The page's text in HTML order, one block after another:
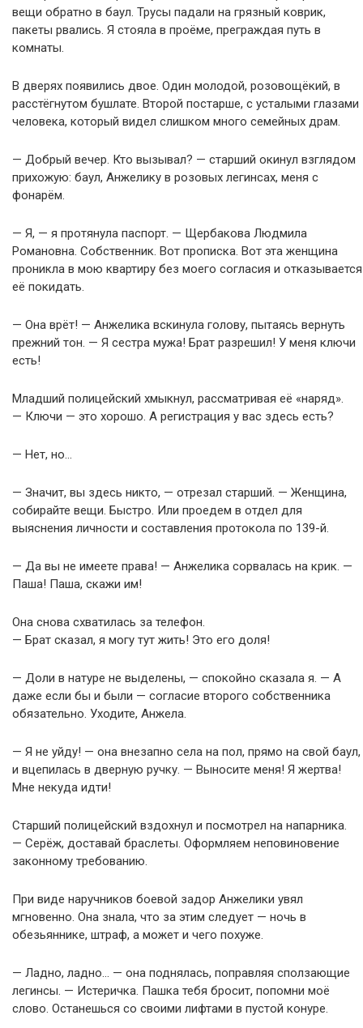
вещи обратно в баул. Трусы падали на грязный коврик,
пакеты рвались. Я стояла в проёме, преграждая путь в
комнаты.
В дверях появились двое. Один молодой, розовощёкий, в
расстёгнутом бушлате. Второй постарше, с усталыми глазами
человека, который видел слишком много семейных драм.
— Добрый вечер. Кто вызывал? — старший окинул взглядом
прихожую: баул, Анжелику в розовых легинсах, меня с
фонарём.
— Я, — я протянула паспорт. — Щербакова Людмила
Романовна. Собственник. Вот прописка. Вот эта женщина
проникла в мою квартиру без моего согласия и отказывается
её покидать.
— Она врёт! — Анжелика вскинула голову, пытаясь вернуть
прежний тон. — Я сестра мужа! Брат разрешил! У меня ключи
есть!
Младший полицейский хмыкнул, рассматривая её «наряд».
— Ключи — это хорошо. А регистрация у вас здесь есть?
— Нет, но…
— Значит, вы здесь никто, — отрезал старший. — Женщина,
собирайте вещи. Быстро. Или проедем в отдел для
выяснения личности и составления протокола по 139-й.
— Да вы не имеете права! — Анжелика сорвалась на крик. —
Паша! Паша, скажи им!
Она снова схватилась за телефон.
— Брат сказал, я могу тут жить! Это его доля!
— Доли в натуре не выделены, — спокойно сказала я. — А
даже если бы и были — согласие второго собственника
обязательно. Уходите, Анжела.
— Я не уйду! — она внезапно села на пол, прямо на свой баул,
и вцепилась в дверную ручку. — Выносите меня! Я жертва!
Мне некуда идти!
Старший полицейский вздохнул и посмотрел на напарника.
— Серёж, доставай браслеты. Оформляем неповиновение
законному требованию.
При виде наручников боевой задор Анжелики увял
мгновенно. Она знала, что за этим следует — ночь в
обезьяннике, штраф, а может и чего похуже.
— Ладно, ладно… — она поднялась, поправляя сползающие
легинсы. — Истеричка. Пашка тебя бросит, попомни моё
слово. Останешься со своими лифтами в пустой конуре.